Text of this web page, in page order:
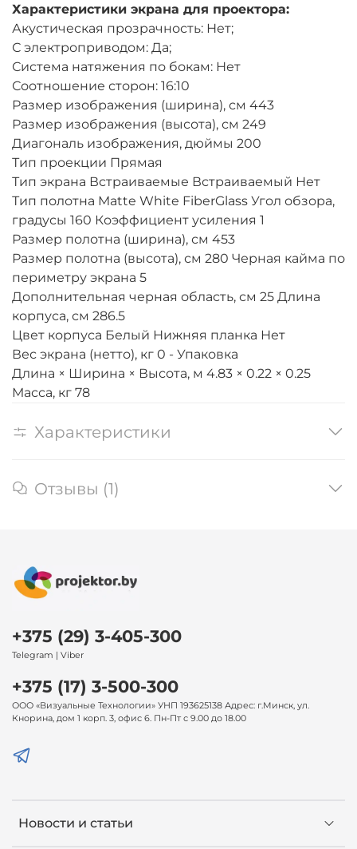
Характеристики экрана для проектора:
Акустическая прозрачность: Нет;
С электроприводом: Да;
Система натяжения по бокам: Нет
Соотношение сторон: 16:10
Размер изображения (ширина), см 443
Размер изображения (высота), см 249
Диагональ изображения, дюймы 200
Тип проекции Прямая
Тип экрана Встраиваемые Встраиваемый Нет
Тип полотна Matte White FiberGlass Угол обзора,
градусы 160 Коэффициент усиления 1
Размер полотна (ширина), см 453
Размер полотна (высота), см 280 Черная кайма по
периметру экрана 5
Дополнительная черная область, см 25 Длина
корпуса, см 286.5
Цвет корпуса Белый Нижняя планка Нет
Вес экрана (нетто), кг 0 - Упаковка
Длина × Ширина × Высота, м 4.83 × 0.22 × 0.25
Масса, кг 78
Характеристики
Отзывы (1)
Новости и статьи
+375 (29) 3-405-300
Telegram | Viber
+375 (17) 3-500-300
ООО «Визуальные Технологии» УНП 193625138 Адрес: г.Минск, ул.
Кнорина, дом 1 корп. 3, офис 6. Пн-Пт с 9.00 до 18.00